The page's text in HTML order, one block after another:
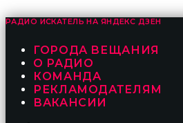
РАДИО ИСКАТЕЛЬ НА ЯНДЕКС ДЗЕН
ГОРОДА ВЕЩАНИЯ
О РАДИО
КОМАНДА
РЕКЛАМОДАТЕЛЯМ
ВАКАНСИИ